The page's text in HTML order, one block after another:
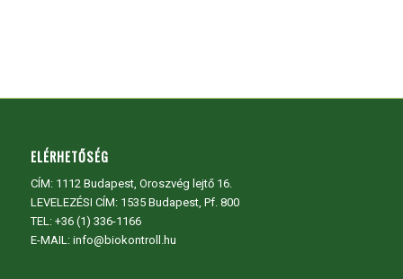
ELÉRHETŐSÉG
CÍM: 1112 Budapest, Oroszvég lejtő 16.
LEVELEZÉSI CÍM: 1535 Budapest, Pf. 800
TEL: +36 (1) 336-1166
E-MAIL: info@biokontroll.hu